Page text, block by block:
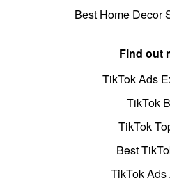
Best Home Decor
Find out
TikTok Ads
TikTok
TikTok
Best
TikTok Ads